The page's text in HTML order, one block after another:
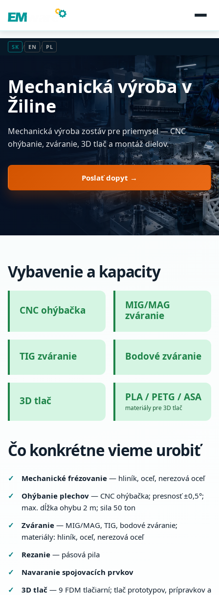
SK / EN / PL
Mechanická výroba v
Žiline
Mechanická výroba zostáv pre priemysel — CNC
ohýbanie, zváranie, 3D tlač a montáž dielov.
Poslať dopyt →
Vybavenie a kapacity
CNC ohýbačka
MIG/MAG
zváranie
TIG zváranie Bodové zváranie
3D tlač PLA / PETG / ASA
materiály pre 3D tlač
Čo konkrétne vieme urobiť
Mechanické frézovanie — hliník, oceľ, nerezová oceľ
Ohýbanie plechov — CNC ohýbačka; presnosť ±0,5°;
max. dĺžka ohybu 2 m; sila 50 ton
Zváranie — MIG/MAG, TIG, bodové zváranie;
materiály: hliník, oceľ, nerezová oceľ
Rezanie — pásová pila
Navaranie spojovacích prvkov
3D tlač — 9 FDM tlačiarní; tlač prototypov, prípravkov a